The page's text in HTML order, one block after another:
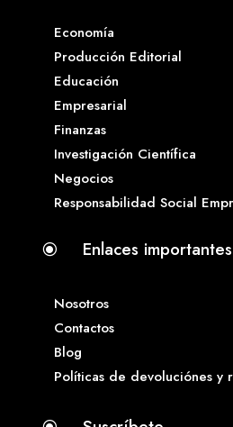
Economía
Producción Editorial
Educación
Empresarial
Finanzas
Investigación Científica
Negocios
Responsabilidad Social
\ Enlaces importantes
Nosotros
Contactos
Blog
Políticas de devoluciónes y